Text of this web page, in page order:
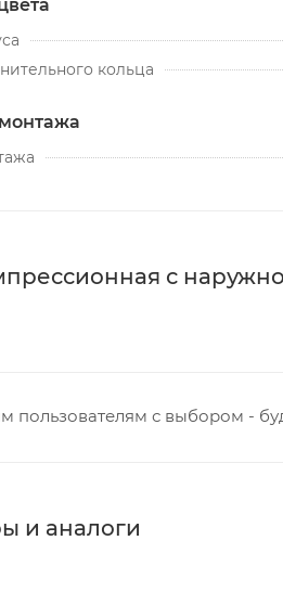
кольца
с
пользователям с выбором -
и аналоги